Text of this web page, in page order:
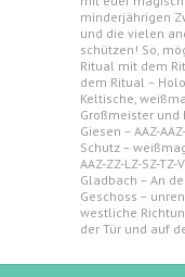
minderjährigen
und die vielen
schützen! So,
Ritual mit dem
dem Ritual –
Keltische,
Großmeister und
Giesen – AAZ-
Schutz –
AAZ-ZZ-LZ-SZ-TZ-
Gladbach – An
Geschoss –
westliche
der Tür und auf